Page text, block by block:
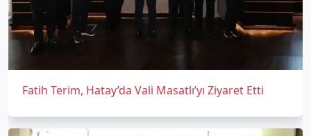
Fatih Terim, Hatay’da Vali Masatlı’yı Ziyaret Etti